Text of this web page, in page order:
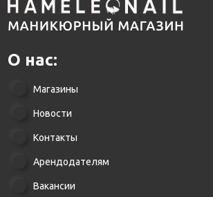
О нас:
Магазины
Новости
Контакты
Арендодателям
Вакансии